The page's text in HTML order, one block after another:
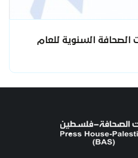
الصحافة السنوية للعام